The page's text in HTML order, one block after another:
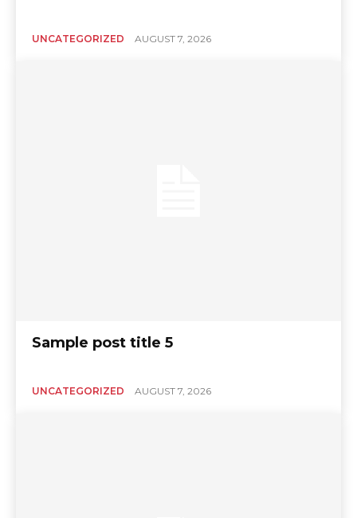
UNCATEGORIZED AUGUST 7, 2026
Sample post title 5
UNCATEGORIZED AUGUST 7, 2026